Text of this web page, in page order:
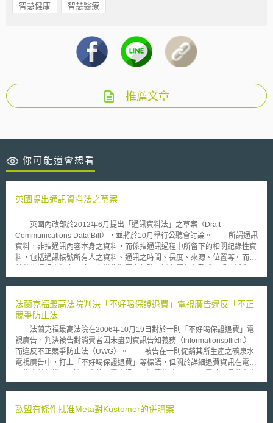
智慧健康 智慧醫療
推薦文章
你可能還會想看
英國提出通訊資料法之草案
英國內政部於2012年6月提出「通訊資料法」之草案（Draft
Communications Data Bill），並將於10月舉行公聽會討論。 所謂通訊
資料，非指通訊內容本身之資料，而係指通訊過程中所留下的相關紀錄性資
料，包括通訊帳號所有人之資料、通訊之時間、長度、來源、位置等。而目
其所牽涉之議題重點則為向提供通訊服務之公司調閱相關資料時，該公司是
之目的。 此次所提出之草案，主要可分為三大部分：第一部分賦予公
務機關調閱資料之權限，並規定使用該等資料過程中，相關的安全保護措施
機關內具備權限的高階主管，應依據比例原則，決定是否可調閱資料，並在
一定情況下，須經司法機關審查。另外，國務大臣應建立一定審查機制，審
核各主管機關之調閱目的與調閱程序恰當與否。最後，第三部分則是有關提
升審查制度運作可能性之規定，諸如明訂各個機關所享有之調閱權，以及提
法蘭克福最高法院判決「不好喝保證退費」電視廣告違反「不正
競爭防止法
法蘭克福最高法院在2006年10月19日對於一則「不好喝保證退費」電
視廣告，判決被告對消費者因未盡到資訊告知義務（Informationspflicht）
而違反不正競爭防止法（UWG）。 被告在一則促銷其所生產之礦泉水
電視廣告中，打上「不好喝保證退費」等標語，但關於詳細退費資訊在電視
特瓶瓶身，需待消費者將此標籤撕下，才得以看到相關的退費資訊。原告是
具備權利能力之工商團體」（Wettwerbsverband）；原告認為被告違反
歐盟有條件批准Meta對Kustomer的併購案